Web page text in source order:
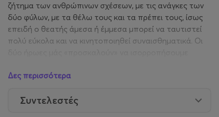
ζήτημα των ανθρώπινων σχέσεων, με τις ανάγκες των
δύο φύλων, με τα θέλω τους και τα πρέπει τους, ίσως
επειδή ο θεατής άμεσα ή έμμεσα μπορεί να ταυτιστεί
πολύ εύκολα και να κινητοποιηθεί συναισθηματικά. Οι
μέσα από τις συναντήσεις τους, ότι αυτό που
ουσιαστική συντροφικότητα. Κάποιον να μας κρατάει
Δες περισσότερα
Συντελεστές